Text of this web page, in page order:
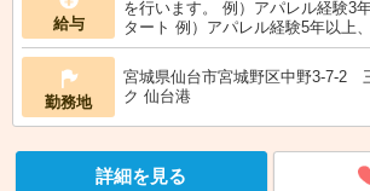
給与
を行います。 例）アパレル経験3
タート 例）アパレル経験5年以上
勤務地
宮城県仙台市宮城野区中野3-7-2
ク 仙台港
詳細を見る